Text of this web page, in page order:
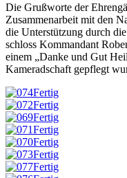
Die Grußworte der
Zusammenarbeit mit den
die Unterstützung durch
schloss Kommandant
einem „Danke und Gut
Kameradschaft gepflegt